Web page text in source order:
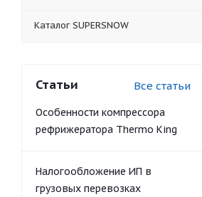
Каталог SUPERSNOW
Статьи Все статьи
Особенности компрессора
рефрижератора Thermo King
Налогообложение ИП в
грузовых перевозках